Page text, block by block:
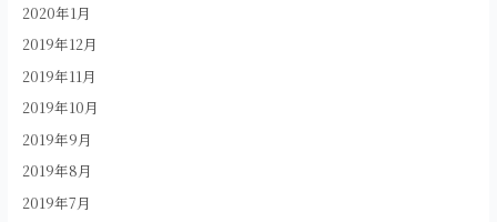
2020年1月
2019年12月
2019年11月
2019年10月
2019年9月
2019年8月
2019年7月